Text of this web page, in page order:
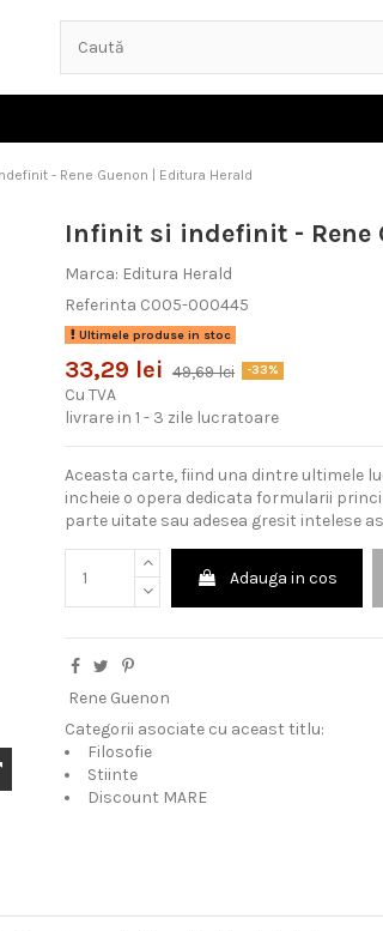
- Rene Guenon | Editura Herald
Infinit si indefinit - Rene
Marca: Editura Herald
Referinta C005-000445
Ultimele produse in stoc
33,29 lei 49,69 lei -33%
Cu TVA
livrare in 1 - 3 zile lucratoare
Aceasta carte, fiind una dintre ultimele
incheie o opera dedicata formularii
parte uitate sau adesea gresit intelese
Adauga in cos
Rene Guenon
Categorii asociate cu aceast titlu:
Filosofie
Stiinte
Discount MARE